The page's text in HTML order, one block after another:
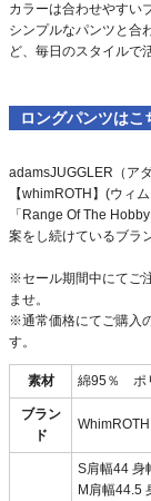
カラーは合わせやすい
シンプルなパンツと合
ど、毎日のスタイルで
ロングパンツはこ
adamsJUGGLER（ア
【whimROTH】(ウィ
「Range Of The
案をし続けているブラ
※セール期間中にてご
ませ。
※通常価格にてご購入
す。
素材 綿95％ ポ
ブラン
ド
WhimROTH
S肩幅44 身
M肩幅44.5